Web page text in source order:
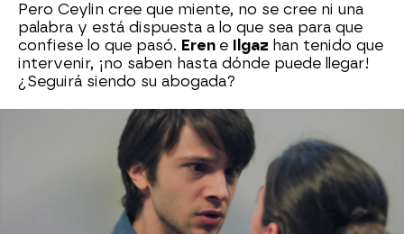
Pero Ceylin cree que miente, no se cree ni una
palabra y está dispuesta a lo que sea para que
confiese lo que pasó. Eren e Ilgaz han tenido que
intervenir, ¡no saben hasta dónde puede llegar!
¿Seguirá siendo su abogada?
Después de enterarse ella, llega el momento de
le cuente a su familia lo que ha
ocurrido. La joven ha quedado con su madre
para reconocer el cadáver, peroGülestá tan en
shock que no acepta que esa sea Inci